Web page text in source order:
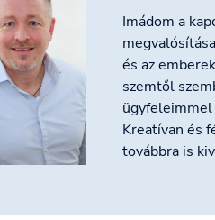
Imádom a
és az
szemtől
ügyfeleimmel
Kreatívan és
továbbra is